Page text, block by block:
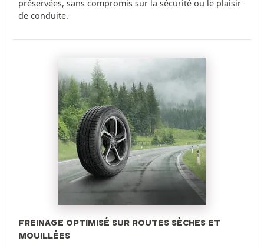
préservées, sans compromis sur la sécurité ou le plaisir
de conduite.
FREINAGE OPTIMISÉ SUR ROUTES SÈCHES ET
MOUILLÉES